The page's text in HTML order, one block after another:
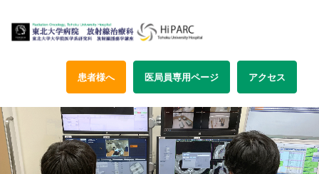
患者様へ 医局員専用ページ アクセス